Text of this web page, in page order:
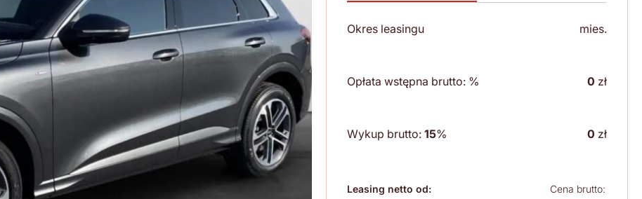
Okres leasingu mies.
Opłata wstępna brutto: % 0 zł
Wykup brutto: 15% 0 zł
Leasing netto od: Cena brutto: